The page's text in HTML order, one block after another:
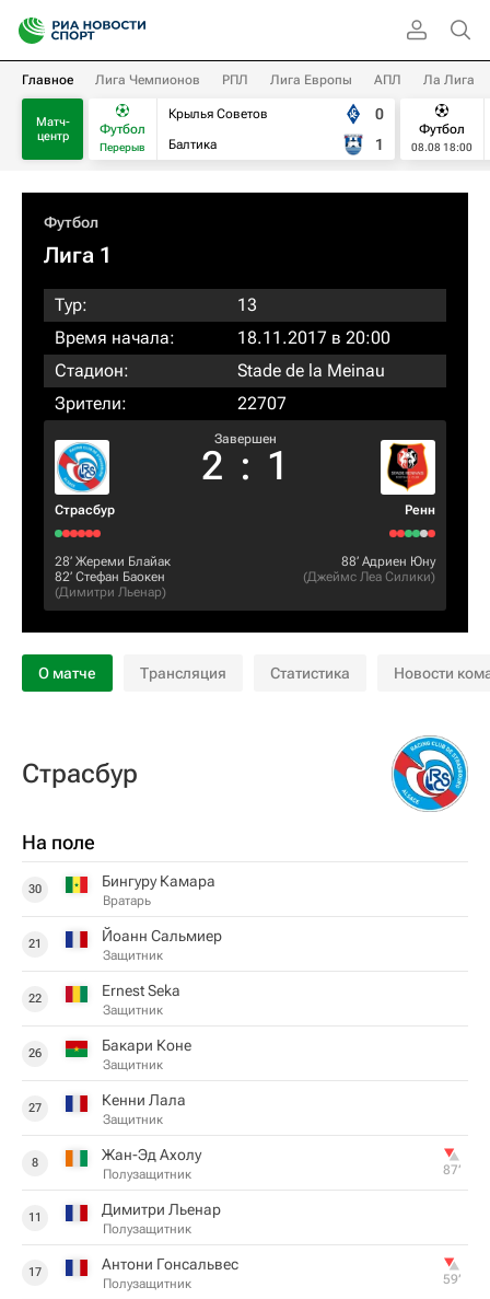
Главное Лига Чемпионов РПЛ Лига Европы АПЛ Ла Лига
Матч-
центр
Футбол
Перерыв
Крылья Советов
Балтика
0
1
Футбол
08.08 18:00
Футбол
Лига 1
Тур:
13
Время начала:
18.11.2017 в 20:00
Стадион:
Stade de la Meinau
Зрители:
22707
Страсбур
Завершен
2 : 1
Ренн
28‎’‎ Жереми Блайак
82‎’‎ Стефан Баокен
(Димитри Льенар)
88‎’‎ Адриен Юну
(Джеймс Леа Силики)
О матче Трансляция Статистика Новости
Страсбур
На поле
30 Бингуру Камара
Вратарь
21 Йоанн Сальмиер
Защитник
22 Ernest Seka
Защитник
26 Бакари Коне
Защитник
27 Кенни Лала
Защитник
8 Жан-Эд Ахолу
Полузащитник 87‎’‎
11 Димитри Льенар
Полузащитник
17 Антони Гонсальвес
Полузащитник 59‎’‎